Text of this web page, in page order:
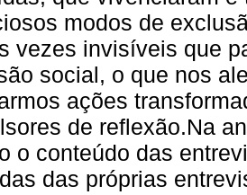
modos de
vezes invisíveis que
social, o que nos
ações
de reflexão.Na
o conteúdo das
das próprias